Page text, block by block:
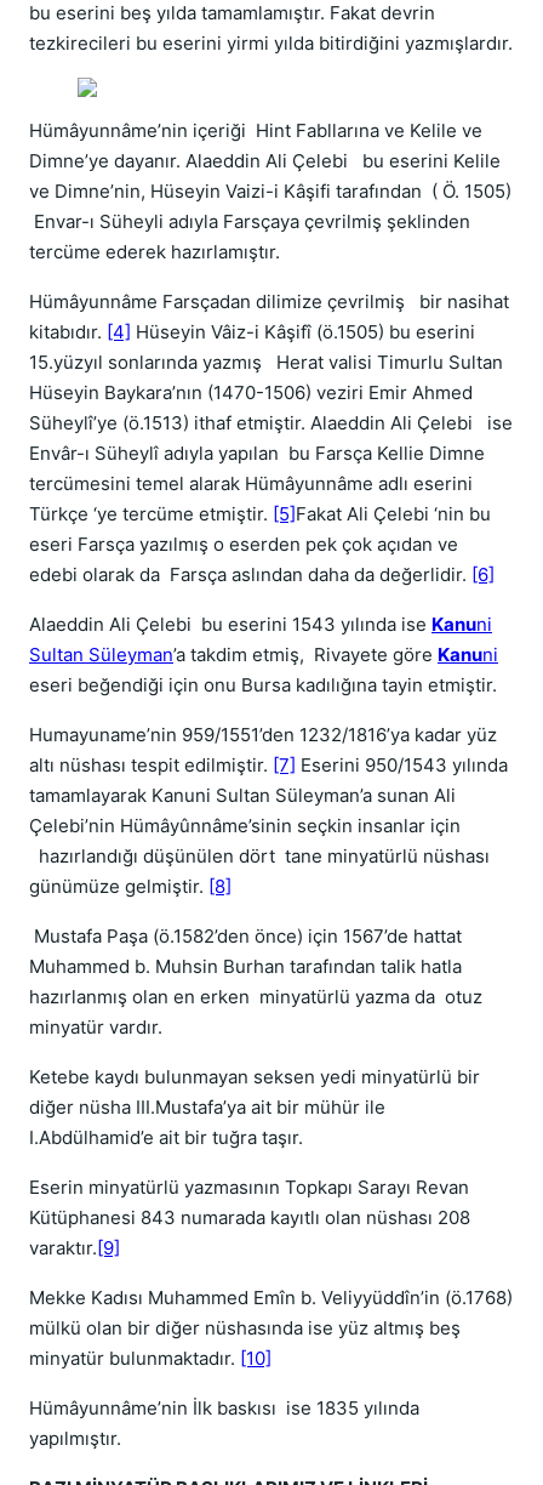
bu eserini beş yılda tamamlamıştır. Fakat devrin
tezkirecileri bu eserini yirmi yılda bitirdiğini yazmışlardır.
Hümâyunnâme’nin içeriği Hint Fabllarına ve Kelile ve
Dimne’ye dayanır. Alaeddin Ali Çelebi bu eserini Kelile
ve Dimne’nin, Hüseyin Vaizi-i Kâşifi tarafından ( Ö. 1505)
Envar-ı Süheyli adıyla Farsçaya çevrilmiş şeklinden
tercüme ederek hazırlamıştır.
Hümâyunnâme Farsçadan dilimize çevrilmiş bir nasihat
kitabıdır. [4] Hüseyin Vâiz-i Kâşifî (ö.1505) bu eserini
15.yüzyıl sonlarında yazmış Herat valisi Timurlu Sultan
Hüseyin Baykara’nın (1470-1506) veziri Emir Ahmed
Süheylî’ye (ö.1513) ithaf etmiştir. Alaeddin Ali Çelebi ise
Envâr-ı Süheylî adıyla yapılan bu Farsça Kellie Dimne
tercümesini temel alarak Hümâyunnâme adlı eserini
Türkçe ‘ye tercüme etmiştir. [5]Fakat Ali Çelebi ‘nin bu
eseri Farsça yazılmış o eserden pek çok açıdan ve
edebi olarak da Farsça aslından daha da değerlidir. [6]
Alaeddin Ali Çelebi bu eserini 1543 yılında ise Kanuni
Sultan Süleyman’a takdim etmiş, Rivayete göre Kanuni
eseri beğendiği için onu Bursa kadılığına tayin etmiştir.
Humayuname’nin 959/1551’den 1232/1816’ya kadar yüz
altı nüshası tespit edilmiştir. [7] Eserini 950/1543 yılında
tamamlayarak Kanuni Sultan Süleyman’a sunan Ali
Çelebi’nin Hümâyûnnâme’sinin seçkin insanlar için
hazırlandığı düşünülen dört tane minyatürlü nüshası
günümüze gelmiştir. [8]
Mustafa Paşa (ö.1582’den önce) için 1567’de hattat
Muhammed b. Muhsin Burhan tarafından talik hatla
hazırlanmış olan en erken minyatürlü yazma da otuz
minyatür vardır.
Ketebe kaydı bulunmayan seksen yedi minyatürlü bir
diğer nüsha III.Mustafa’ya ait bir mühür ile
I.Abdülhamid’e ait bir tuğra taşır.
Eserin minyatürlü yazmasının Topkapı Sarayı Revan
Kütüphanesi 843 numarada kayıtlı olan nüshası 208
varaktır.[9]
Mekke Kadısı Muhammed Emîn b. Veliyyüddîn’in (ö.1768)
mülkü olan bir diğer nüshasında ise yüz altmış beş
minyatür bulunmaktadır. [10]
Hümâyunnâme’nin İlk baskısı ise 1835 yılında
yapılmıştır.